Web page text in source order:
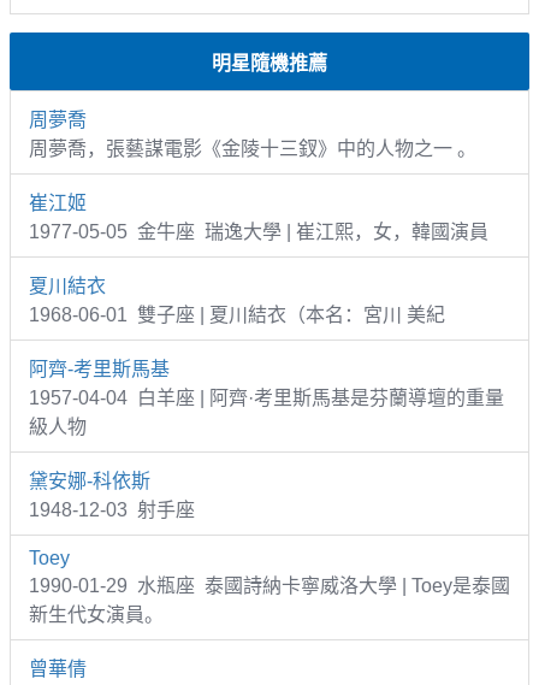
明星隨機推薦
周夢喬
周夢喬，張藝謀電影《金陵十三釵》中的人物之一 。
崔江姬
1977-05-05 金牛座 瑞逸大學 | 崔江熙，女，韓國演員
夏川結衣
1968-06-01 雙子座 | 夏川結衣（本名：宮川 美紀
阿齊-考里斯馬基
1957-04-04 白羊座 | 阿齊·考里斯馬基是芬蘭導壇的重量
級人物
黛安娜-科依斯
1948-12-03 射手座
Toey
1990-01-29 水瓶座 泰國詩納卡寧威洛大學 | Toey是泰國
新生代女演員。
曾華倩